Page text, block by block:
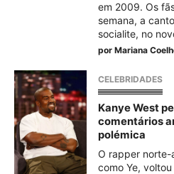
em 2009. Os
semana, a
socialite, no
por Mariana
CELEBRIDADES
Kanye West
comentários
polémica
O rapper norte-
como Ye,